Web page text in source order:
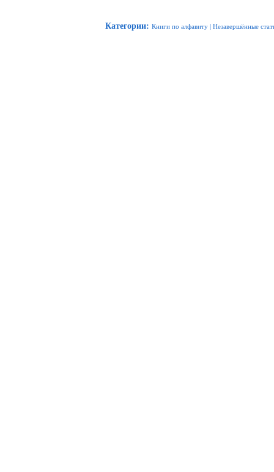
Категории: Книги по алфавиту Незавершённые